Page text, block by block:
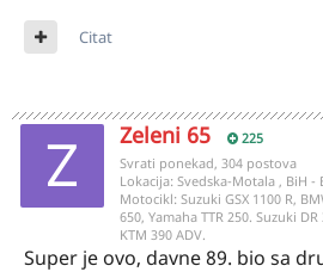
Citat
Zeleni 65 225
Svrati ponekad, 304 postova
Lokacija: Svedska-Motala , BiH -
Motocikl: Suzuki GSX 1100 R,
650, Yamaha TTR 250. Suzuki
KTM 390 ADV.
Super je ovo, davne 89. bio sa